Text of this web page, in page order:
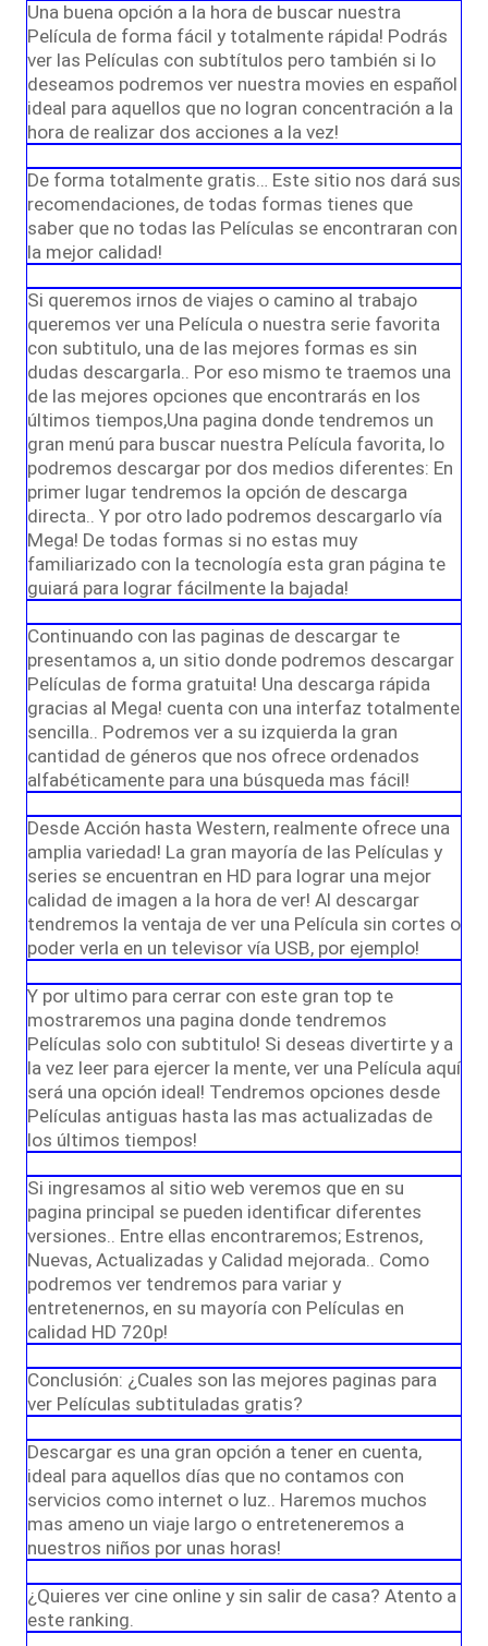
Una buena opción a la hora de buscar nuestra
Película de forma fácil y totalmente rápida! Podrás
ver las Películas con subtítulos pero también si lo
deseamos podremos ver nuestra movies en español
ideal para aquellos que no logran concentración a la
hora de realizar dos acciones a la vez!
De forma totalmente gratis… Este sitio nos dará sus
recomendaciones, de todas formas tienes que
saber que no todas las Películas se encontraran con
la mejor calidad!
Si queremos irnos de viajes o camino al trabajo
queremos ver una Película o nuestra serie favorita
con subtitulo, una de las mejores formas es sin
dudas descargarla.. Por eso mismo te traemos una
de las mejores opciones que encontrarás en los
últimos tiempos,Una pagina donde tendremos un
gran menú para buscar nuestra Película favorita, lo
podremos descargar por dos medios diferentes: En
primer lugar tendremos la opción de descarga
directa.. Y por otro lado podremos descargarlo vía
Mega! De todas formas si no estas muy
familiarizado con la tecnología esta gran página te
guiará para lograr fácilmente la bajada!
Continuando con las paginas de descargar te
presentamos a, un sitio donde podremos descargar
Películas de forma gratuita! Una descarga rápida
gracias al Mega! cuenta con una interfaz totalmente
sencilla.. Podremos ver a su izquierda la gran
cantidad de géneros que nos ofrece ordenados
alfabéticamente para una búsqueda mas fácil!
Desde Acción hasta Western, realmente ofrece una
amplia variedad! La gran mayoría de las Películas y
series se encuentran en HD para lograr una mejor
calidad de imagen a la hora de ver! Al descargar
tendremos la ventaja de ver una Película sin cortes o
poder verla en un televisor vía USB, por ejemplo!
Y por ultimo para cerrar con este gran top te
mostraremos una pagina donde tendremos
Películas solo con subtitulo! Si deseas divertirte y a
la vez leer para ejercer la mente, ver una Película aquí
será una opción ideal! Tendremos opciones desde
Películas antiguas hasta las mas actualizadas de
los últimos tiempos!
Si ingresamos al sitio web veremos que en su
pagina principal se pueden identificar diferentes
versiones.. Entre ellas encontraremos; Estrenos,
Nuevas, Actualizadas y Calidad mejorada.. Como
podremos ver tendremos para variar y
entretenernos, en su mayoría con Películas en
calidad HD 720p!
Conclusión: ¿Cuales son las mejores paginas para
ver Películas subtituladas gratis?
Descargar es una gran opción a tener en cuenta,
ideal para aquellos días que no contamos con
servicios como internet o luz.. Haremos muchos
mas ameno un viaje largo o entreteneremos a
nuestros niños por unas horas!
¿Quieres ver cine online y sin salir de casa? Atento a
este ranking.